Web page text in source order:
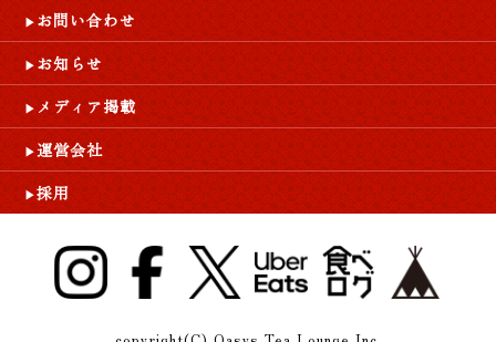
お問い合わせ
お知らせ
メディア掲載
運営会社
採用